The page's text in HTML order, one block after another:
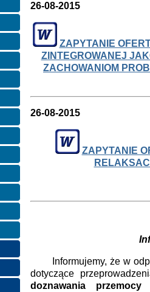
26-08-2015
ZAPYTANIE
ZINTEGROWANEJ
ZACHOWANIOM
26-08-2015
ZAPYTANIE
Informujemy, że w
dotyczące
doznawania